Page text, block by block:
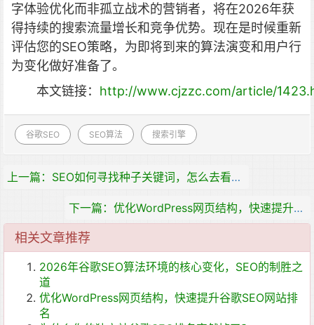
字体验优化而非孤立战术的营销者，将在2026年获
得持续的搜索流量增长和竞争优势。现在是时候重新
评估您的SEO策略，为即将到来的算法演变和用户行
为变化做好准备了。
本文链接： http://www.cjzzc.com/article/
谷歌SEO SEO算法 搜索引擎
上一篇：SEO如何寻找种子关键词，怎么去看一个词的流量潜力？
下一篇：优化WordPress网页结构，快速提升谷歌SEO网站排名
相关文章推荐
2026年谷歌SEO算法环境的核心变化，SEO的制胜之
道
优化WordPress网页结构，快速提升谷歌SEO网站排
名